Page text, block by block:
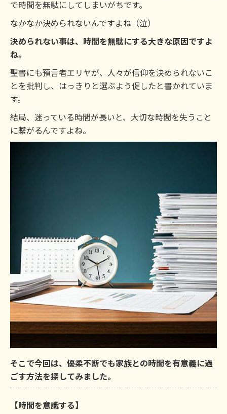
で時間を無駄にしてしまいがちです。
なかなか決められないんですよね（泣）
決められない事は、時間を無駄にする大きな原因ですよ
ね。
聖書にも預言者エリヤが、人々が信仰を決められないこ
とを批判し、はっきりと選ぶよう促したと書かれていま
す。
結局、迷っている時間が長いと、大切な時間を失うこと
に繋がるんですよね。
そこで今回は、優柔不断でも家族との時間を有意義に過
ごす方法を探してみました。
【時間を意識する】